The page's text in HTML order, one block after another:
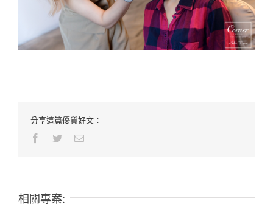
分享這篇優質好文：
Facebook
TwitterEmail:
相關專案: